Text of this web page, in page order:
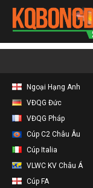
Ngoại Hạng Anh
VĐQG Đức
VĐQG Pháp
Cúp C2 Châu Âu
Cúp Italia
VLWC KV Châu Á
Cúp FA